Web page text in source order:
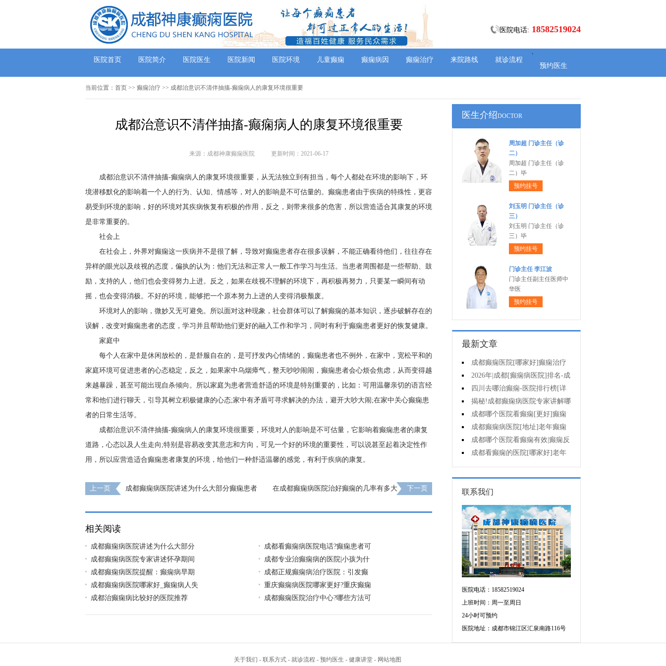
医院电话: 18582519024
医院首页 医院简介 医院医生 医院新闻 医院环境 儿童癫痫
、
癫痫病因 癫痫治疗 来院路线
就诊流程
预约医生
当前位置： 首页 >> 癫痫治疗 >> 成都治意识不清伴抽搐-癫痫病人的康复环境很重要
成都治意识不清伴抽搐-癫痫病人的康复环境很重要
来源：成都神康癫痫医院 更新时间：2021-06-17
成都治意识不清伴抽搐-癫痫病人的康复环境很重要，从无法独立到有担当，每个人都处在环境的影响下，环
境潜移默化的影响着一个人的行为、认知、情感等，对人的影响是不可估量的。癫痫患者由于疾病的特殊性，更容
易受到环境的影响，好的环境对其疾病恢复有积极的作用，反之，则带来很多的危害，所以营造适合其康复的环境
是非常重要的。
社会上
在社会上，外界对癫痫这一疾病并不是很了解，导致对癫痫患者存在很多误解，不能正确看待他们，往往存在
异样的眼光以及歧视的态度，偏执的认为：他们无法和正常人一般工作学习与生活。当患者周围都是一些帮助、鼓
励，支持的人，他们也会变得努力上进。反之，如果在歧视不理解的环境下，再积极再努力，只要某一瞬间有动
摇，也会变得消极。不好的环境，能够把一个原本努力上进的人变得消极颓废。
环境对人的影响，微妙又无可避免。所以面对这种现象，社会群体可以了解癫痫的基本知识，逐步破解存在的
误解，改变对癫痫患者的态度，学习并且帮助他们更好的融入工作和学习，同时有利于癫痫患者更好的恢复健康。
家庭中
每个人在家中是休闲放松的，是舒服自在的，是可抒发内心情绪的，癫痫患者也不例外，在家中，宽松平和的
家庭环境可促进患者的心态稳定，反之，如果家中乌烟瘴气，整天吵吵闹闹，癫痫患者会心烦会焦虑，从而变得越
来越暴躁，甚至可能出现自杀倾向。所以家庭为患者营造舒适的环境是特别重要的，比如：可用温馨亲切的语言经
常和他们进行聊天，引导其树立积极健康的心态;家中有矛盾可寻求解决的办法，避开大吵大闹;在家中关心癫痫患
者的日常生活等。
成都治意识不清伴抽搐-癫痫病人的康复环境很重要，环境对人的影响是不可估量，它影响着癫痫患者的康复
道路，心态以及人生走向;特别是容易改变其意志和方向，可见一个好的环境的重要性，可以说甚至起着决定性作
用，所以应营造适合癫痫患者康复的环境，给他们一种舒适温馨的感觉，有利于疾病的康复。
上一页
成都癫痫病医院讲述为什么大部分癫痫患者
在成都癫痫病医院治好癫痫的几率有多大 下一页
相关阅读
成都癫痫病医院讲述为什么大部分
成都看癫痫病医院电话?癫痫患者可
成都癫痫病医院专家讲述怀孕期间
成都专业治癫痫病的医院|小孩为什
成都癫痫病医院提醒：癫痫病早期
成都正规癫痫病治疗医院：引发癫
成都癫痫病医院哪家好_癫痫病人失
重庆癫痫病医院哪家更好?重庆癫痫
成都治癫痫病比较好的医院推荐
成都癫痫医院治疗中心?哪些方法可
医生介绍DOCTOR
周加超 门诊主任（诊
二）
周加超 门诊主任（诊
二）毕
预约挂号
刘玉明 门诊主任（诊
三）
刘玉明 门诊主任（诊
三）毕
预约挂号
门诊主任 李江波
门诊主任副主任医师中
华医
预约挂号
最新文章
成都癫痫医院[哪家好]癫痫治疗
怎么治?
2026年|成都[癫痫病医院]排名-成
都哪有治疗癫痫好的医院?
四川去哪治癫痫-医院排行榜[详
细排名]孩子癫痫可以治疗吗?
揭秘!成都癫痫病医院专家讲解哪
种方法对儿童癫痫有效?
成都哪个医院看癫痫[更好]癫痫
停药要多长时间?
成都癫痫病医院[地址]老年癫痫
常见病因!
成都哪个医院看癫痫有效|癫痫反
复发作的原因是啥?
成都看癫痫的医院[哪家好]老年
癫痫用药要注意什么?
联系我们
医院电话：18582519024
上班时间：周一至周日
24小时可预约
医院地址：成都市锦江区汇泉南路116号
关于我们 - 联系方式 - 就诊流程 - 预约医生 - 健康讲堂 - 网站地图